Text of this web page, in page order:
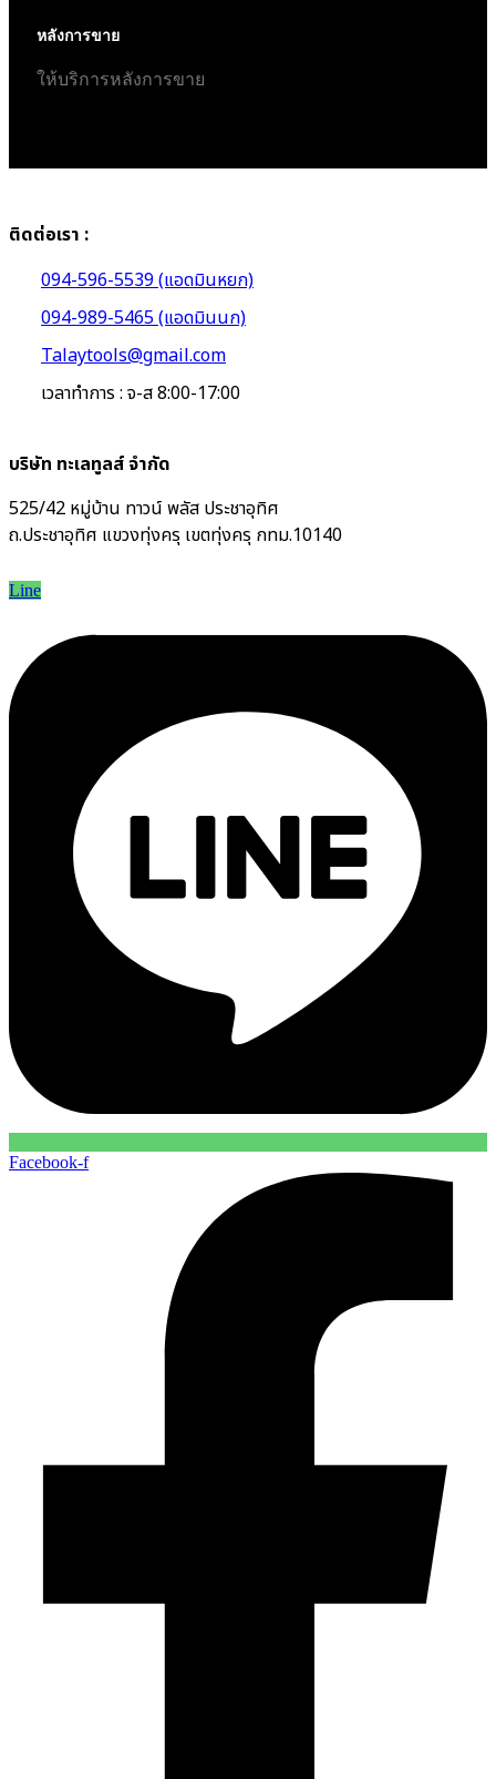
หลังการขาย
ให้บริการหลังการขาย
ติดต่อเรา :
094-596-5539 (แอดมินหยก)
094-989-5465 (แอดมินนก)
Talaytools@gmail.com
เวลาทำการ : จ-ส 8:00-17:00
บริษัท ทะเลทูลส์ จำกัด
525/42 หมู่บ้าน ทาวน์ พลัส ประชาอุทิศ
ถ.ประชาอุทิศ แขวงทุ่งครุ เขตทุ่งครุ กทม.10140
Line
Facebook-f